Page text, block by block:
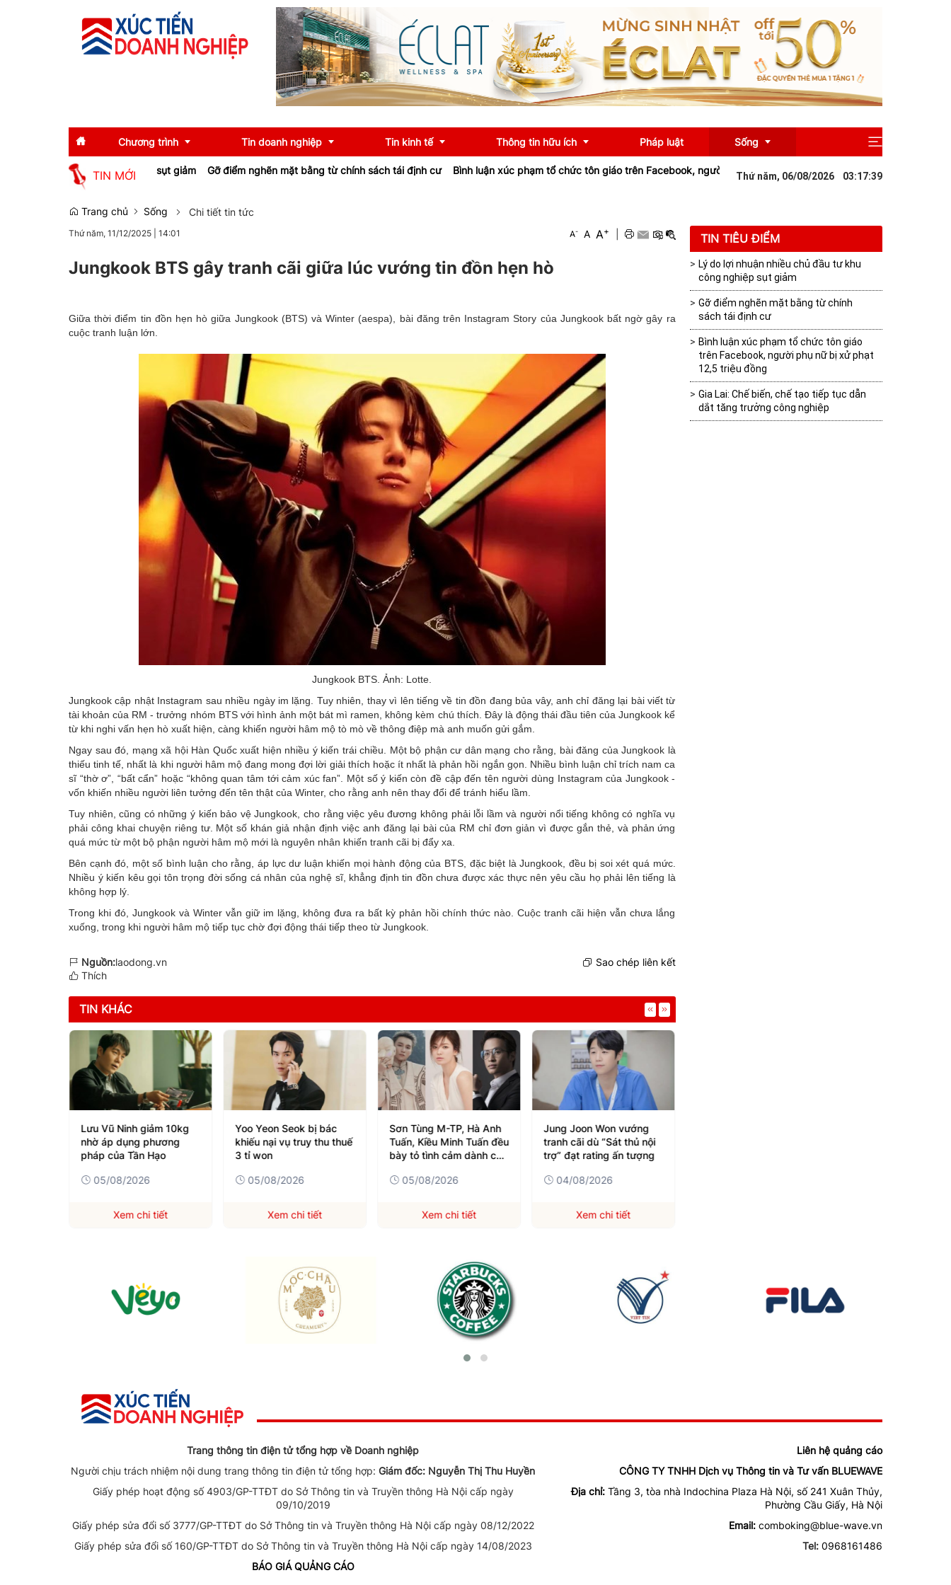
Chương trình
Diễn giả
Thông tin báo chí
Sự kiện
Tin doanh nghiệp
Tin tức
Doanh nghiệp tiêu biểu
Emagazine
Tin kinh tế Thông tin hữu ích
Ngân hàng
Pháp luật Sống
Du lịch
TIN MỚI
đầu tư khu công nghiệp sụt giảm Gỡ điểm nghẽn mặt bằng từ chính sách tái định cư Bình luận xúc phạm tổ chức tôn giáo trên Facebook, người phụ nữ bị xử phạt 12,5 triệu đồng Gia Lai: Chế
Thứ năm, 06/08/2026 03:17:39
Trang chủ Sống Chi tiết tin tức
Thứ năm, 11/12/2025 14:01 A- A A+
Jungkook BTS gây tranh cãi giữa lúc vướng tin đồn hẹn hò
Giữa thời điểm tin đồn hẹn hò giữa Jungkook (BTS) và Winter (aespa), bài đăng trên Instagram Story của Jungkook bất ngờ gây ra
cuộc tranh luận lớn.
Jungkook BTS. Ảnh: Lotte.
Jungkook cập nhật Instagram sau nhiều ngày im lặng. Tuy nhiên, thay vì lên tiếng về tin đồn đang bủa vây, anh chỉ đăng lại bài viết từ
tài khoản của RM - trưởng nhóm BTS với hình ảnh một bát mì ramen, không kèm chú thích. Đây là động thái đầu tiên của Jungkook kể
từ khi nghi vấn hẹn hò xuất hiện, càng khiến người hâm mộ tò mò về thông điệp mà anh muốn gửi gắm.
Ngay sau đó, mạng xã hội Hàn Quốc xuất hiện nhiều ý kiến trái chiều. Một bộ phận cư dân mạng cho rằng, bài đăng của Jungkook là
thiếu tinh tế, nhất là khi người hâm mộ đang mong đợi lời giải thích hoặc ít nhất là phản hồi ngắn gọn. Nhiều bình luận chỉ trích nam ca
sĩ “thờ ơ”, “bất cẩn” hoặc “không quan tâm tới cảm xúc fan”. Một số ý kiến còn đề cập đến tên người dùng Instagram của Jungkook -
vốn khiến nhiều người liên tưởng đến tên thật của Winter, cho rằng anh nên thay đổi để tránh hiểu lầm.
Tuy nhiên, cũng có những ý kiến bảo vệ Jungkook, cho rằng việc yêu đương không phải lỗi lầm và người nổi tiếng không có nghĩa vụ
phải công khai chuyện riêng tư. Một số khán giả nhận định việc anh đăng lại bài của RM chỉ đơn giản vì được gắn thẻ, và phản ứng
quá mức từ một bộ phận người hâm mộ mới là nguyên nhân khiến tranh cãi bị đẩy xa.
Bên cạnh đó, một số bình luận cho rằng, áp lực dư luận khiến mọi hành động của BTS, đặc biệt là Jungkook, đều bị soi xét quá mức.
Nhiều ý kiến kêu gọi tôn trọng đời sống cá nhân của nghệ sĩ, khẳng định tin đồn chưa được xác thực nên yêu cầu họ phải lên tiếng là
không hợp lý.
Trong khi đó, Jungkook và Winter vẫn giữ im lặng, không đưa ra bất kỳ phản hồi chính thức nào. Cuộc tranh cãi hiện vẫn chưa lắng
xuống, trong khi người hâm mộ tiếp tục chờ đợi động thái tiếp theo từ Jungkook.
Nguồn:laodong.vn
Sao chép liên kết
Thích
TIN KHÁC
Lưu Vũ Ninh giảm 10kg
nhờ áp dụng phương
pháp của Tần Hạo
05/08/2026
Xem chi tiết
Yoo Yeon Seok bị bác
khiếu nại vụ truy thu thuế
3 tỉ won
05/08/2026
Xem chi tiết
Sơn Tùng M-TP, Hà Anh
Tuấn, Kiều Minh Tuấn đều
bày tỏ tình cảm dành cho
05/08/2026
Xem chi tiết
Jung Joon Won vướng
tranh cãi dù “Sát thủ nội
trợ” đạt rating ấn tượng
04/08/2026
Xem chi tiết
TIN TIÊU ĐIỂM
Lý do lợi nhuận nhiều chủ đầu tư khu
công nghiệp sụt giảm
Gỡ điểm nghẽn mặt bằng từ chính
sách tái định cư
Bình luận xúc phạm tổ chức tôn giáo
trên Facebook, người phụ nữ bị xử phạt
12,5 triệu đồng
Gia Lai: Chế biến, chế tạo tiếp tục dẫn
dắt tăng trưởng công nghiệp
Trang thông tin điện tử tổng hợp về Doanh nghiệp
Người chịu trách nhiệm nội dung trang thông tin điện tử tổng hợp:Giám đốc: Nguyễn Thị Thu Huyền
Giấy phép hoạt động số 4903/GP-TTĐT do Sở Thông tin và Truyền thông Hà Nội cấp ngày
09/10/2019
Giấy phép sửa đổi số 3777/GP-TTĐT do Sở Thông tin và Truyền thông Hà Nội cấp ngày 08/12/2022
Giấy phép sửa đổi số 160/GP-TTĐT do Sở Thông tin và Truyền thông Hà Nội cấp ngày 14/08/2023
BÁO GIÁ QUẢNG CÁO
Liên hệ quảng cáo
CÔNG TY TNHH Dịch vụ Thông tin và Tư vấn BLUEWAVE
Địa chỉ: Tầng 3, tòa nhà Indochina Plaza Hà Nội, số 241 Xuân Thủy,
Phường Cầu Giấy, Hà Nội
Email: comboking@blue-wave.vn
Tel: 0968161486